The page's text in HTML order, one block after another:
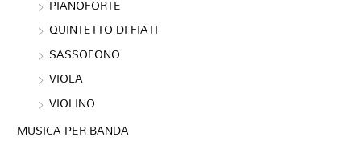
PIANOFORTE
QUINTETTO DI FIATI
SASSOFONO
VIOLA
VIOLINO
MUSICA PER BANDA